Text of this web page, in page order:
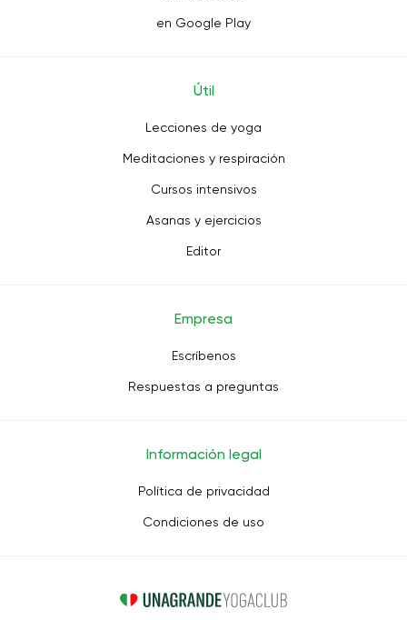
en Google Play
Útil
Lecciones de yoga
Meditaciones y respiración
Cursos intensivos
Asanas y ejercicios
Editor
Empresa
Escríbenos
Respuestas a preguntas
Información legal
Política de privacidad
Condiciones de uso